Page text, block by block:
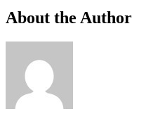
About the Author